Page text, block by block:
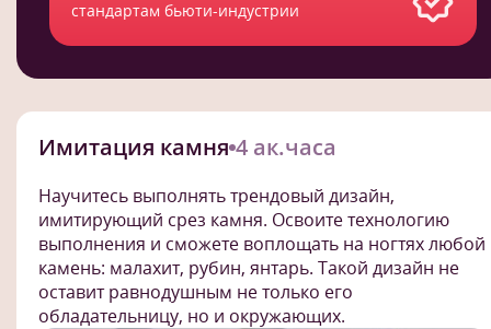
стандартам бьюти-индустрии
Имитация камня 4 ак.часа
Научитесь выполнять трендовый дизайн,
имитирующий срез камня. Освоите технологию
выполнения и сможете воплощать на ногтях любой
камень: малахит, рубин, янтарь. Такой дизайн не
оставит равнодушным не только его
обладательницу, но и окружающих.